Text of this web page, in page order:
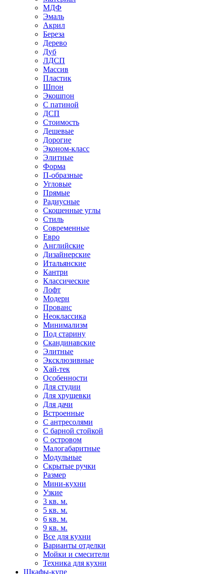
МДФ
Эмаль
Акрил
Береза
Дерево
Дуб
ЛДСП
Массив
Пластик
Шпон
Экошпон
С патиной
ДСП
Стоимость
Дешевые
Дорогие
Эконом-класс
Элитные
Форма
П-образные
Угловые
Прямые
Радиусные
Скошенные углы
Стиль
Современные
Евро
Английские
Дизайнерские
Итальянские
Кантри
Классические
Лофт
Модерн
Прованс
Неоклассика
Минимализм
Под старину
Скандинавские
Элитные
Эксклюзивные
Хай-тек
Особенности
Для студии
Для хрущевки
Для дачи
Встроенные
С антресолями
С барной стойкой
С островом
Малогабаритные
Модульные
Скрытые ручки
Размер
Мини-кухни
Узкие
3 кв. м.
5 кв. м.
6 кв. м.
9 кв. м.
Все для кухни
Варианты отделки
Мойки и смесители
Техника для кухни
Шкафы-купе